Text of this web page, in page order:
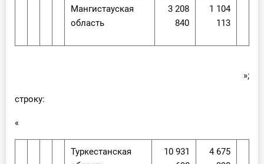
Мангистауская
область
3 208
840
1 104
113
»;
строку:
«
Туркестанская
10 931
4 675